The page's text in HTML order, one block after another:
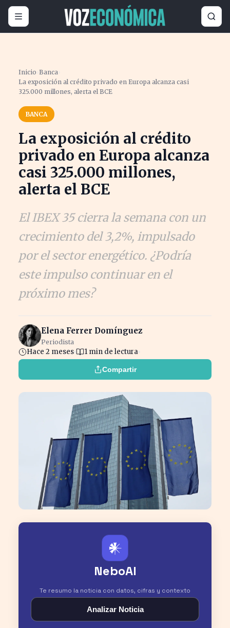
Inicio ›Banca›
La exposición al crédito privado en Europa alcanza casi
325.000 millones, alerta el BCE
BANCA
La exposición al crédito
privado en Europa alcanza
casi 325.000 millones,
alerta el BCE
El IBEX 35 cierra la semana con un
crecimiento del 3,2%, impulsado
por el sector energético. ¿Podría
este impulso continuar en el
próximo mes?
Elena Ferrer Domínguez
Periodista
Hace 2 meses 1 min de lectura
Compartir
𒀭
NeboAI
Te resumo la noticia con datos, cifras y contexto
Analizar Noticia